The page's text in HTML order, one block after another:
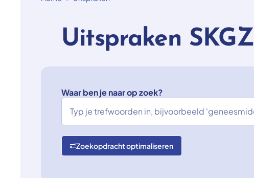
Uitspraken SKGZ
Waar ben je naar op zoek?
Zoekopdracht optimaliseren